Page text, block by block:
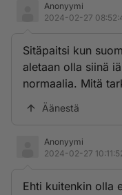
Anonyymi
2024-02-27
Sitäpaitsi kun
aletaan olla siinä
normaalia. Mitä
Äänestä
Anonyymi
2024-02-27
Ehti kuitenkin olla